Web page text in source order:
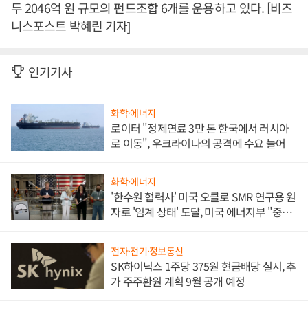
두 2046억 원 규모의 펀드조합 6개를 운용하고 있다. [비즈
니스포스트 박혜린 기자]
인기기사
화학·에너지
로이터 "정제연료 3만 톤 한국에서 러시아
로 이동", 우크라이나의 공격에 수요 늘어
화학·에너지
'한수원 협력사' 미국 오클로 SMR 연구용 원
자로 '임계 상태' 도달, 미국 에너지부 "중요
전자·전기·정보통신
SK하이닉스 1주당 375원 현금배당 실시, 추
가 주주환원 계획 9월 공개 예정